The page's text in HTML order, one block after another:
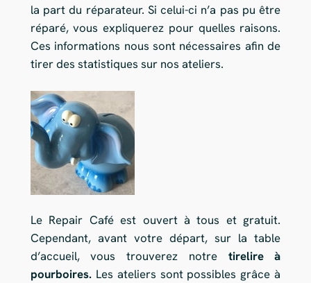
la part du réparateur. Si celui-ci n’a pas pu être
réparé, vous expliquerez pour quelles raisons.
Ces informations nous sont nécessaires afin de
tirer des statistiques sur nos ateliers.
Le Repair Café est ouvert à tous et gratuit.
Cependant, avant votre départ, sur la table
d’accueil, vous trouverez notre tirelire à
pourboires.Les ateliers sont possibles grâce à